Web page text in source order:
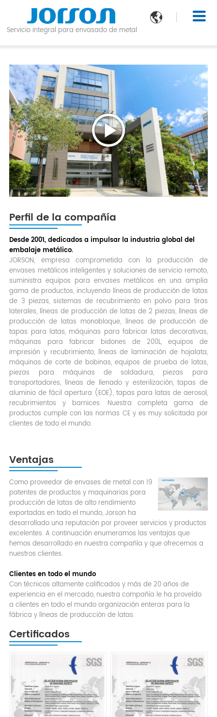

Servicio integral para envasado de metal
Perfil de la compañía
Desde 2001, dedicados a impulsar la industria global del
embalaje metálico.
JORSON, empresa comprometida con la producción de
envases metálicos inteligentes y soluciones de servicio remoto,
suministra equipos para envases metálicos en una amplia
gama de productos, incluyendo líneas de producción de latas
de 3 piezas, sistemas de recubrimiento en polvo para tiras
laterales, líneas de producción de latas de 2 piezas, líneas de
producción de latas monobloque, líneas de producción de
tapas para latas, máquinas para fabricar latas decorativas,
máquinas para fabricar bidones de 200L, equipos de
impresión y recubrimiento, líneas de laminación de hojalata,
máquinas de corte de bobinas, equipos de prueba de latas,
piezas para máquinas de soldadura, piezas para
transportadores, líneas de llenado y esterilización, tapas de
aluminio de fácil apertura (EOE), tapas para latas de aerosol,
recubrimientos y barnices. Nuestra completa gama de
productos cumple con las normas CE y es muy solicitada por
clientes de todo el mundo.
Ventajas
Como proveedor de envases de metal con 19
patentes de productos y maquinarias para
producción de latas de alto rendimiento
exportadas en todo el mundo, Jorson ha
desarrollado una reputación por proveer servicios y productos
excelentes. A continuación enumeramos las ventajas que
hemos desarrollado en nuestra compañía y que ofrecemos a
nuestros clientes.
Clientes en todo el mundo
Con técnicos altamente calificados y más de 20 años de
experiencia en el mercado, nuestra compañía le ha proveído
a clientes en todo el mundo organización enteras para la
fábrica y líneas de producción de latas.
Certificados